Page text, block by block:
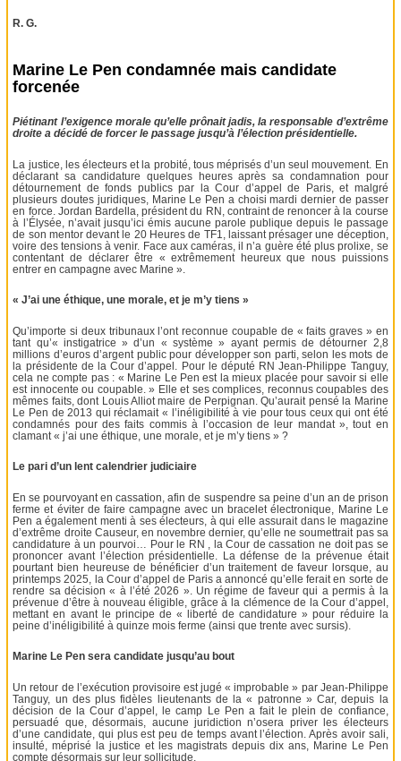
R. G.
Marine Le Pen condamnée mais candidate
forcenée
Piétinant l’exigence morale qu’elle prônait jadis, la responsable d’extrême
droite a décidé de forcer le passage jusqu’à l’élection présidentielle.
La justice, les électeurs et la probité, tous méprisés d’un seul mouvement. En
déclarant sa candidature quelques heures après sa condamnation pour
détournement de fonds publics par la Cour d’appel de Paris, et malgré
plusieurs doutes juridiques, Marine Le Pen a choisi mardi dernier de passer
en force. Jordan Bardella, président du RN, contraint de renoncer à la course
à l’Élysée, n’avait jusqu’ici émis aucune parole publique depuis le passage
de son mentor devant le 20 Heures de TF1, laissant présager une déception,
voire des tensions à venir. Face aux caméras, il n’a guère été plus prolixe, se
contentant de déclarer être « extrêmement heureux que nous puissions
entrer en campagne avec Marine ».
« J’ai une éthique, une morale, et je m’y tiens »
Qu’importe si deux tribunaux l’ont reconnue coupable de « faits graves » en
tant qu’« instigatrice » d’un « système » ayant permis de détourner 2,8
millions d’euros d’argent public pour développer son parti, selon les mots de
la présidente de la Cour d’appel. Pour le député RN Jean-Philippe Tanguy,
cela ne compte pas : « Marine Le Pen est la mieux placée pour savoir si elle
est innocente ou coupable. » Elle et ses complices, reconnus coupables des
mêmes faits, dont Louis Alliot maire de Perpignan. Qu’aurait pensé la Marine
Le Pen de 2013 qui réclamait « l’inéligibilité à vie pour tous ceux qui ont été
condamnés pour des faits commis à l’occasion de leur mandat », tout en
clamant « j’ai une éthique, une morale, et je m’y tiens » ?
Le pari d’un lent calendrier judiciaire
En se pourvoyant en cassation, afin de suspendre sa peine d’un an de prison
ferme et éviter de faire campagne avec un bracelet électronique, Marine Le
Pen a également menti à ses électeurs, à qui elle assurait dans le magazine
d’extrême droite Causeur, en novembre dernier, qu’elle ne soumettrait pas sa
candidature à un pourvoi… Pour le RN , la Cour de cassation ne doit pas se
prononcer avant l’élection présidentielle. La défense de la prévenue était
pourtant bien heureuse de bénéficier d’un traitement de faveur lorsque, au
printemps 2025, la Cour d’appel de Paris a annoncé qu’elle ferait en sorte de
rendre sa décision « à l’été 2026 ». Un régime de faveur qui a permis à la
prévenue d’être à nouveau éligible, grâce à la clémence de la Cour d’appel,
mettant en avant le principe de « liberté de candidature » pour réduire la
peine d’inéligibilité à quinze mois ferme (ainsi que trente avec sursis).
Marine Le Pen sera candidate jusqu’au bout
Un retour de l’exécution provisoire est jugé « improbable » par Jean-Philippe
Tanguy, un des plus fidèles lieutenants de la « patronne » Car, depuis la
décision de la Cour d’appel, le camp Le Pen a fait le plein de confiance,
persuadé que, désormais, aucune juridiction n’osera priver les électeurs
d’une candidate, qui plus est peu de temps avant l’élection. Après avoir sali,
insulté, méprisé la justice et les magistrats depuis dix ans, Marine Le Pen
compte désormais sur leur sollicitude.